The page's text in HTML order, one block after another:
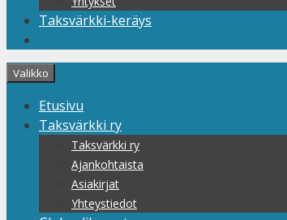
Taksvärkki-keräys
Valikko
Etusivu
Taksvärkki ry
Taksvärkki ry
Ajankohtaista
Asiakirjat
Yhteystiedot